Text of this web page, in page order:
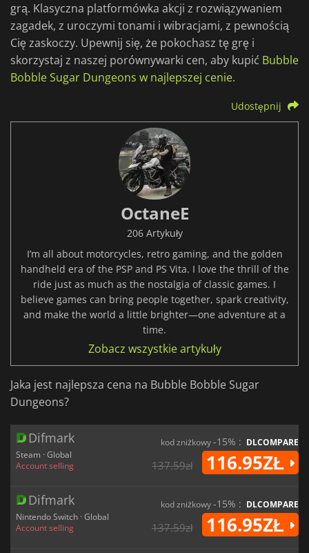
grą. Klasyczna platformówka akcji z rozwiązywaniem
zagadek, z uroczymi tonami i wibracjami, z pewnością
Cię zaskoczy. Upewnij się, że pokochasz tę grę i
skorzystaj z naszej porównywarki cen, aby kupić Bubble
Bobble Sugar Dungeons w najlepszej cenie.
Udostępnij
OctaneE
206 Artykuły
I’m all about motorcycles, retro gaming, and the golden
handheld era of the PSP and PS Vita. I love the thrill of the
ride just as much as the nostalgia of classic games. I
believe games can bring people together, spark creativity,
and make the world a little brighter—one adventure at a
time.
Zobacz wszystkie artykuły
Jaka jest najlepsza cena na Bubble Bobble Sugar
Dungeons?
Difmark
Steam · Global
Account selling
kod zniżkowy-15% : DLCOMPARE
137.59zł 116.95ZŁ
Difmark
Nintendo Switch · Global
Account selling
kod zniżkowy-15% : DLCOMPARE
137.59zł 116.95ZŁ